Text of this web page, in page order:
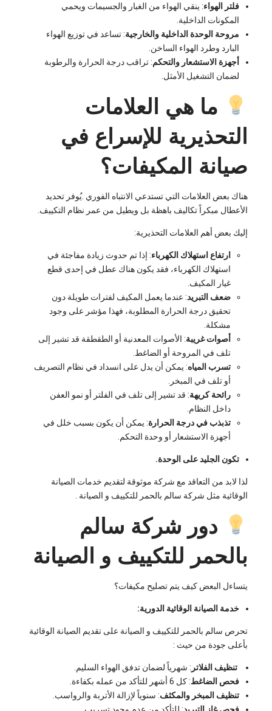
فلتر الهواء: ينقي الهواء من الغبار والجسيمات ويحمي
المكونات الداخلية.
مروحة الوحدة الداخلية والخارجية: تساعد في توزيع الهواء
البارد وطرد الهواء الساخن.
أجهزة الاستشعار والتحكم: تراقب درجة الحرارة والرطوبة
لضمان التشغيل الأمثل.
ما هي العلامات
التحذيرية للإسراع في
صيانة المكيفات؟
هناك بعض العلامات التي تستدعي الانتباه الفوري .يُوفر تحديد
الأعطال مبكراً تكاليف باهظة بل ويطيل من عمر نظام التكييف.
إليك بعض أهم العلامات التحذيرية:
ارتفاع استهلاك الكهرباء: إذا تم حدوث زيادة مفاجئة في
استهلاك الكهرباء، فقد يكون هناك عطل في إحدى قطع
غيار المكيف.
ضعف التبريد: عندما يعمل المكيف لفترات طويلة دون
تحقيق درجة الحرارة المطلوبة، فهذا مؤشر على وجود
مشكلة.
أصوات غريبة: الأصوات المعدنية أو الطقطقة قد تشير إلى
تلف في المروحة أو الضاغط.
تسرب المياه: يمكن أن يدل على انسداد في نظام التصريف
أو تلف في المبخر.
رائحة كريهة: قد تشير إلى تلف في الفلتر أو نمو العفن
داخل النظام.
تذبذب في درجة الحرارة: يمكن أن يكون بسبب خلل في
أجهزة الاستشعار أو وحدة التحكم.
تكون الجليد على الوحدة.
لذا لابد من التعاقد مع شركة موثوقة لتقديم خدمات الصيانة
الوقائية مثل شركة سالم بالحمر للتكييف و الصيانة .
دور شركة سالم
بالحمر للتكييف و الصيانة
يتساءل البعض كيف يتم تصليح مكيفات؟
خدمة الصيانة الوقائية الدورية:
تحرص سالم بالحمر للتكييف و الصيانة على تقديم الصيانة الوقائية
بأعلى جودة من حيث :
تنظيف الفلاتر : شهرياً لضمان تدفق الهواء السليم.
فحص الضاغط: كل 6 أشهر للتأكد من عمله بكفاءة.
تنظيف المبخر والمكثف: سنوياً لإزالة الأتربة والرواسب.
فحص غاز التبريد: للتأكد من عدم وجود تسريب.